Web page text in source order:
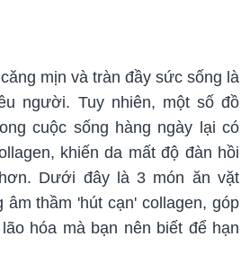
mịn và tràn đầy sức sống là
người. Tuy nhiên, một số đồ
cuộc sống hàng ngày lại có
khiến da mất độ đàn hồi
Dưới đây là 3 món ăn vặt
thầm 'hút cạn' collagen, góp
hóa mà bạn nên biết để hạn